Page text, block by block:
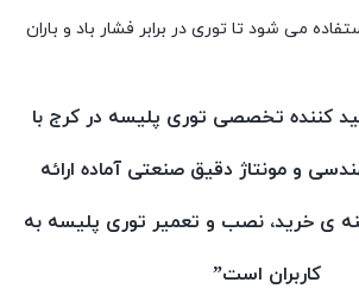
می شود تا توری در برابر فشار باد و باران
کننده تخصصی توری پلیسه در کرج با
و مونتاژ دقیق صنعتی آماده ارائه
ی خرید، نصب و تعمیر توری پلیسه به
کاربران است”